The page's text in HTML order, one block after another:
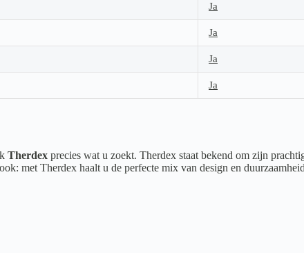
Ja
Ja
Ja
Ja
Therdex precies wat u zoekt. Therdex staat bekend om zijn
met Therdex haalt u de perfecte mix van design en